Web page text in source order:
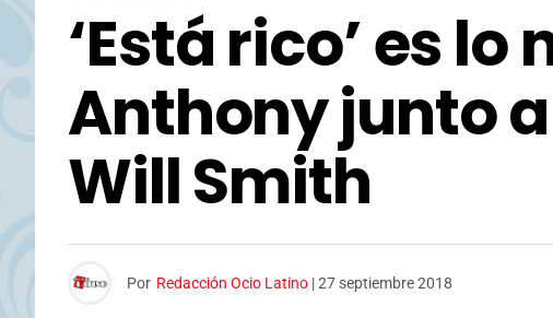
‘Está rico’ es
Anthony junto
Will Smith
Por Redacción Ocio Latino |27 septiembre 2018